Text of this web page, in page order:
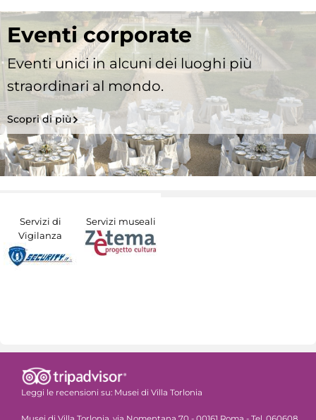
Eventi corporate
Eventi unici in alcuni dei luoghi più
straordinari al mondo.
Scopri di più
Servizi di
Vigilanza
Servizi museali
Leggi le recensioni su: Musei di Villa Torlonia